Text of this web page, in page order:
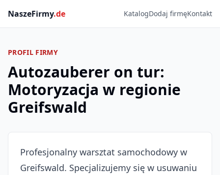
NaszeFirmy.de KatalogDodaj firmęKontakt
PROFIL FIRMY
Autozauberer on tur:
Motoryzacja w regionie
Greifswald
Profesjonalny warsztat samochodowy w
Greifswald. Specjalizujemy się w usuwaniu